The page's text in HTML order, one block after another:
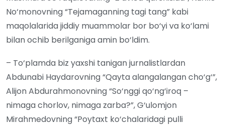
No‘monovning “Tejamaganning tagi tang” kabi
maqolalarida jiddiy muammolar bor bo‘yi va ko‘lami
bilan ochib berilganiga amin bo‘ldim.
– To‘plamda biz yaxshi tanigan jurnalistlardan
Abdunabi Haydarovning “Qayta alangalangan cho‘g‘”,
Alijon Abdurahmonovning “So‘nggi qo‘ng‘iroq –
nimaga chorlov, nimaga zarba?”, G‘ulomjon
Mirahmedovning “Poytaxt ko‘chalaridagi pulli